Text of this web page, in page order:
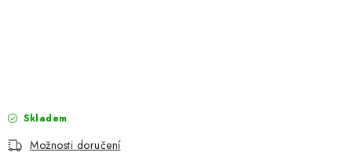
Skladem
Možnosti doručení